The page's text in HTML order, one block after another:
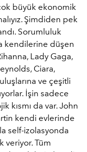
büyük ekonomik
Şimdiden pek
Sorumluluk
kendilerine düşen
Lady Gaga,
Ciara,
ve çeşitli
İşin sadece
kısmı da var. John
kendi evlerinde
self-izolasyonda
veriyor. Tüm